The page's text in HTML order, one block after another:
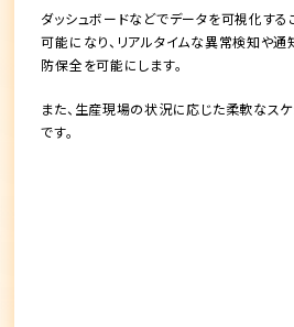
ダッシュボードなどでデータを可視化す
可能になり、リアルタイムな異常検知や
防保全を可能にします。
また、生産現場の状況に応じた柔軟なス
です。